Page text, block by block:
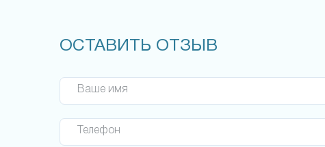
ОСТАВИТЬ ОТЗЫВ
Ваше имя
Телефон